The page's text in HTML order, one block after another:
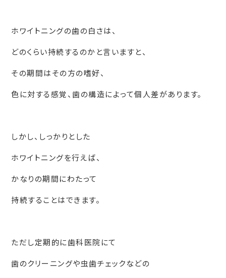
ホワイトニングの歯の白さは、
どのくらい持続するのかと言いますと、
その期間はその方の嗜好、
色に対する感覚、歯の構造によって個人差があります。
しかし、しっかりとした
ホワイトニングを行えば、
かなりの期間にわたって
持続することはできます。
ただし定期的に歯科医院にて
歯のクリーニングや虫歯チェックなどの